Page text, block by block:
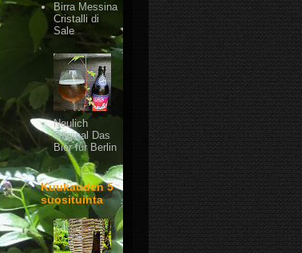
Birra Messina
Cristalli di
Sale
Neulich
Original Das
Bier für Berlin
Kuukauden 5
suosituinta